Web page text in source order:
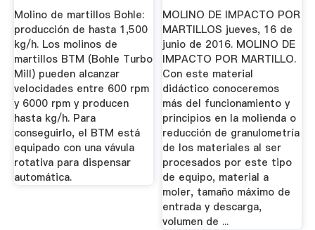
Molino de martillos Bohle:
producción de hasta 1,500
kg/h. Los molinos de
martillos BTM (Bohle Turbo
Mill) pueden alcanzar
velocidades entre 600 rpm
y 6000 rpm y producen
hasta kg/h. Para
conseguirlo, el BTM está
equipado con una vávula
rotativa para dispensar
automática.
MOLINO DE IMPACTO POR
MARTILLOS jueves, 16 de
junio de 2016. MOLINO DE
IMPACTO POR MARTILLO.
Con este material
didáctico conoceremos
más del funcionamiento y
principios en la molienda o
reducción de granulometría
de los materiales al ser
procesados por este tipo
de equipo, material a
moler, tamaño máximo de
entrada y descarga,
volumen de ...